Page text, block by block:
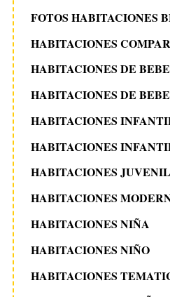
FOTOS HABITACIONES
HABITACIONES
HABITACIONES DE
HABITACIONES DE
HABITACIONES
HABITACIONES
HABITACIONES
HABITACIONES
HABITACIONES NIÑA
HABITACIONES NIÑO
HABITACIONES